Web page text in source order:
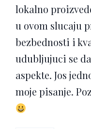
lokalno
u ovom slucaju
bezbednosti i
udubljujuci se
aspekte. Jos
moje pisanje.